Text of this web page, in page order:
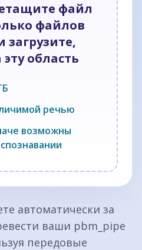
файл
файлов
загрузите,
область
речью
возможны
автоматически за
ваши pbm_pipe
передовые